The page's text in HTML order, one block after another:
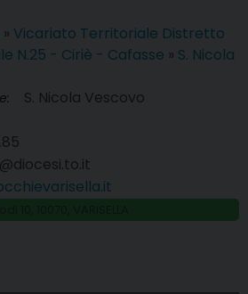
» Vicariato Territoriale Distretto
N.25 - Ciriè - Cafasse » S. Nicola
S. Nicola Vescovo